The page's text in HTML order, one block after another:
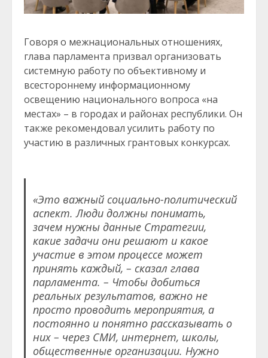
Говоря о межнациональных отношениях,
глава парламента призвал организовать
системную работу по объективному и
всестороннему информационному
освещению национального вопроса «на
местах» – в городах и районах республики. Он
также рекомендовал усилить работу по
участию в различных грантовых конкурсах.
«Это важный социально-политический
аспект. Люди должны понимать,
зачем нужны данные Стратегии,
какие задачи они решают и какое
участие в этом процессе может
принять каждый, – сказал глава
парламента. – Чтобы добиться
реальных результатов, важно не
просто проводить мероприятия, а
постоянно и понятно рассказывать о
них – через СМИ, интернет, школы,
общественные организации. Нужно